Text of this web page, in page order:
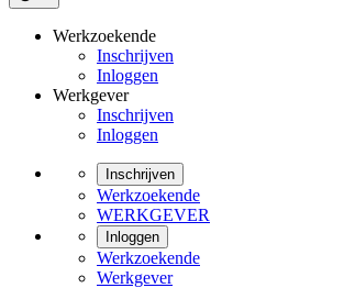
Werkzoekende
Inschrijven
Inloggen
Werkgever
Inschrijven
Inloggen
Inschrijven
Werkzoekende
WERKGEVER
Inloggen
Werkzoekende
Werkgever